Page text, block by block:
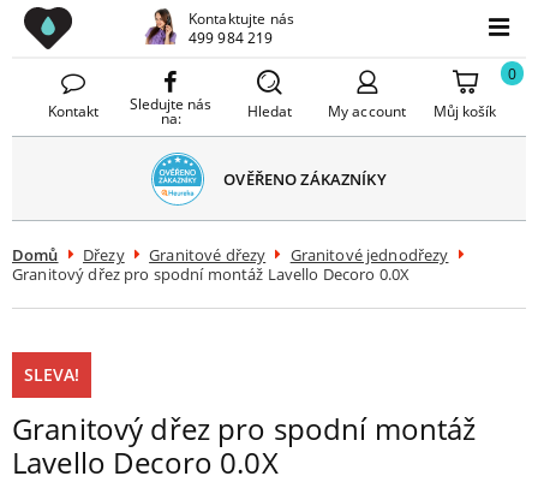
Drezy CZ
Kontaktujte nás
499 984 219
Kontakt Sledujte nás
na: Hledat My account Můj košík
0
BEZPLATNÉ
DORUČENÍ
Domů Dřezy Granitové dřezy
Granitové jednodřezy
Granitový dřez pro spodní montáž Lavello Decoro 0.0X
Granitový dřez pro spodní montáž
Lavello Decoro 0.0X
SLEVA!